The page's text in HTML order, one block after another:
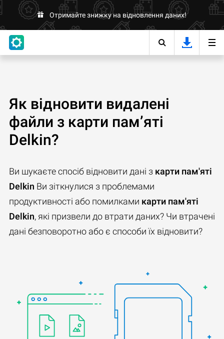
Отримайте знижку на відновлення даних!
Як відновити видалені
файли з карти пам’яті
Delkin?
Ви шукаєте спосіб відновити дані з карти пам'яті
Delkin Ви зіткнулися з проблемами
продуктивності або помилками карти пам'яті
Delkin, які призвели до втрати даних? Чи втрачені
дані безповоротно або є способи їх відновити?